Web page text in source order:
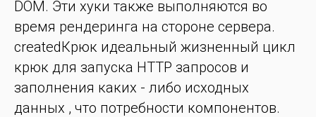
DOM. Эти хуки также выполняются во
время рендеринга на стороне сервера.
createdКрюк идеальный жизненный цикл
крюк для запуска HTTP запросов и
заполнения каких - либо исходных
данных , что потребности компонентов.